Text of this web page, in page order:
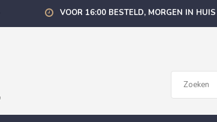
VOOR 16:00 BESTELD, MORGEN IN HUIS